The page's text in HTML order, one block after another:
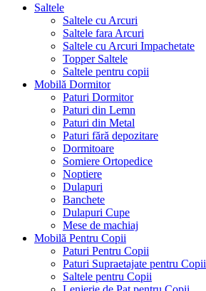
Saltele
Saltele cu Arcuri
Saltele fara Arcuri
Saltele cu Arcuri Impachetate
Topper Saltele
Saltele pentru copii
Mobilă Dormitor
Paturi Dormitor
Paturi din Lemn
Paturi din Metal
Paturi fără depozitare
Dormitoare
Somiere Ortopedice
Noptiere
Dulapuri
Banchete
Dulapuri Cupe
Mese de machiaj
Mobilă Pentru Copii
Paturi Pentru Copii
Paturi Supraetajate pentru Copii
Saltele pentru Copii